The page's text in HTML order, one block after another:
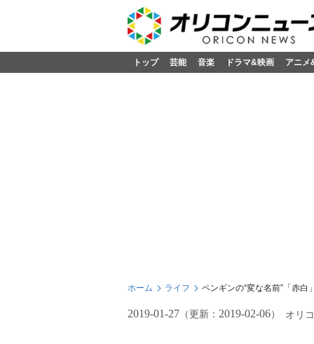
トップ 芸能 音楽 ドラマ&映画 アニメ
ホーム ライフ ペンギンの“変な名前”「赤
2019-01-27 （更新： 2019-02-06） オリ